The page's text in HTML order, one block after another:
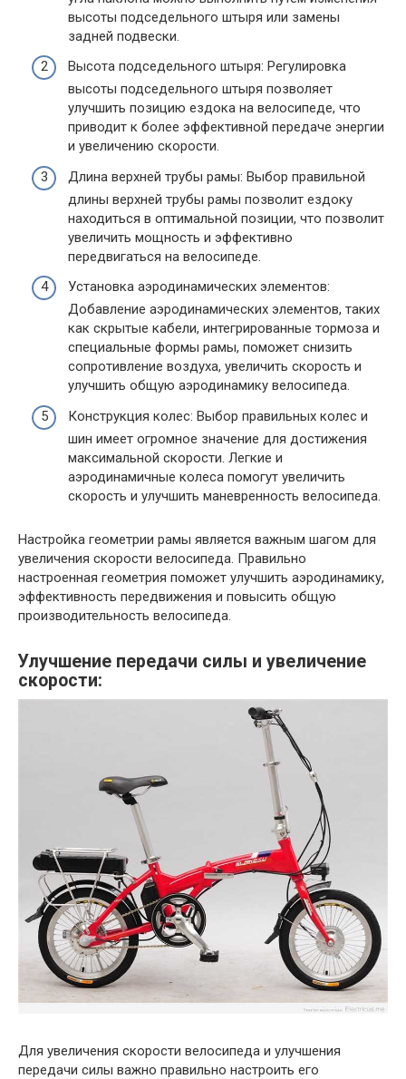
высоты подседельного штыря или замены
задней подвески.
Высота подседельного штыря: Регулировка
высоты подседельного штыря позволяет
улучшить позицию ездока на велосипеде, что
приводит к более эффективной передаче энергии
и увеличению скорости.
Длина верхней трубы рамы: Выбор правильной
длины верхней трубы рамы позволит ездоку
находиться в оптимальной позиции, что позволит
увеличить мощность и эффективно
передвигаться на велосипеде.
Установка аэродинамических элементов:
Добавление аэродинамических элементов, таких
как скрытые кабели, интегрированные тормоза и
специальные формы рамы, поможет снизить
сопротивление воздуха, увеличить скорость и
улучшить общую аэродинамику велосипеда.
Конструкция колес: Выбор правильных колес и
шин имеет огромное значение для достижения
максимальной скорости. Легкие и
аэродинамичные колеса помогут увеличить
скорость и улучшить маневренность велосипеда.
Настройка геометрии рамы является важным шагом для
увеличения скорости велосипеда. Правильно
настроенная геометрия поможет улучшить аэродинамику,
эффективность передвижения и повысить общую
производительность велосипеда.
Улучшение передачи силы и увеличение
скорости:
Для увеличения скорости велосипеда и улучшения
передачи силы важно правильно настроить его